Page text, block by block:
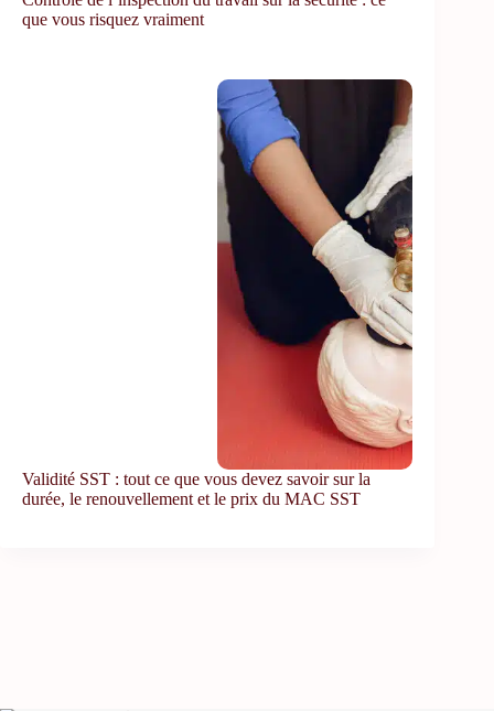
que vous risquez vraiment
Validité SST : tout ce que vous devez savoir sur la
durée, le renouvellement et le prix du MAC SST